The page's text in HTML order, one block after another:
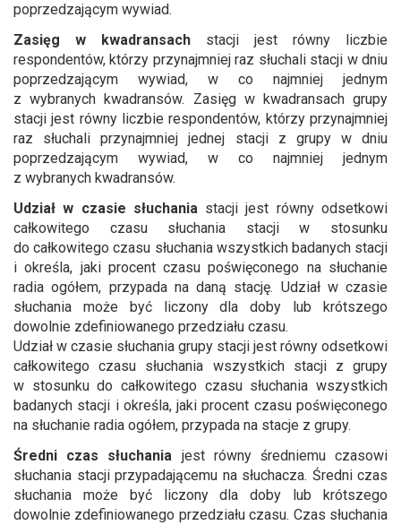
poprzedzającym wywiad.
Zasięg w kwadransach stacji jest równy liczbie
respondentów, którzy przynajmniej raz słuchali stacji w dniu
poprzedzającym wywiad, w co najmniej jednym
z wybranych kwadransów. Zasięg w kwadransach grupy
stacji jest równy liczbie respondentów, którzy przynajmniej
raz słuchali przynajmniej jednej stacji z grupy w dniu
poprzedzającym wywiad, w co najmniej jednym
z wybranych kwadransów.
Udział w czasie słuchania stacji jest równy odsetkowi
całkowitego czasu słuchania stacji w stosunku
do całkowitego czasu słuchania wszystkich badanych stacji
i określa, jaki procent czasu poświęconego na słuchanie
radia ogółem, przypada na daną stację. Udział w czasie
słuchania może być liczony dla doby lub krótszego
dowolnie zdefiniowanego przedziału czasu.
Udział w czasie słuchania grupy stacji jest równy odsetkowi
całkowitego czasu słuchania wszystkich stacji z grupy
w stosunku do całkowitego czasu słuchania wszystkich
badanych stacji i określa, jaki procent czasu poświęconego
na słuchanie radia ogółem, przypada na stacje z grupy.
Średni czas słuchania jest równy średniemu czasowi
słuchania stacji przypadającemu na słuchacza. Średni czas
słuchania może być liczony dla doby lub krótszego
dowolnie zdefiniowanego przedziału czasu. Czas słuchania